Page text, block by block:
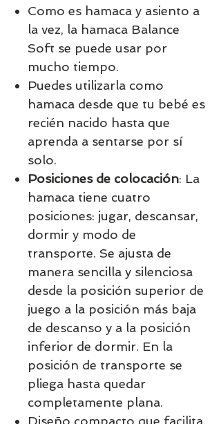
Como es hamaca y asiento a
la vez, la hamaca Balance
Soft se puede usar por
mucho tiempo.
Puedes utilizarla como
hamaca desde que tu bebé es
recién nacido hasta que
aprenda a sentarse por sí
solo.
Posiciones de colocación: La
hamaca tiene cuatro
posiciones: jugar, descansar,
dormir y modo de
transporte. Se ajusta de
manera sencilla y silenciosa
desde la posición superior de
juego a la posición más baja
de descanso y a la posición
inferior de dormir. En la
posición de transporte se
pliega hasta quedar
completamente plana.
Diseño compacto que facilita